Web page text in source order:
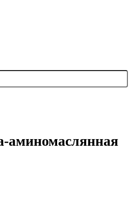
аминомаслянная